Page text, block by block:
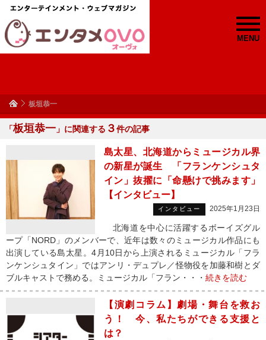
MENU
板垣恭一
「板垣恭一 」に関連する ３件の記事
島太星、北海道からミュージカル界
の新星が誕生 「フランケンシュタ
イン」抜擢に「命懸けで挑みます」
【インタビュー】
インタビュー 2025年1月23日
北海道を中心に活躍するボーイズグル
ープ「NORD」のメンバーで、近年は数々のミュージカル作品にも
出演している島太星。4月10日から上演されるミュージカル「フラ
ンケンシュタイン」ではアンリ・デュプレ／怪物役を加藤和樹とダ
ブルキャストで務める。ミュージカル「フラン・・・ 続きを読む
【演劇コラム】劇場・舞台を救お
う！ 今、私たちができる支援と
は？